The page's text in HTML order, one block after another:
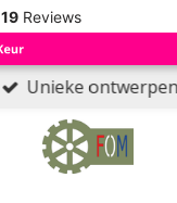
19 Reviews
Unieke ontwerpen